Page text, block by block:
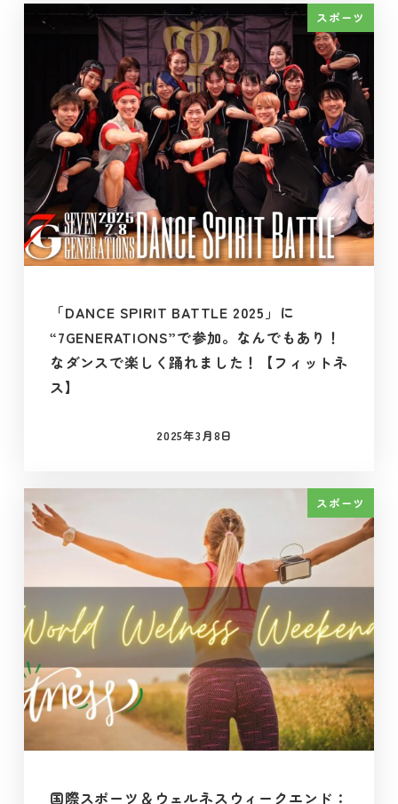
スポーツ
「DANCE SPIRIT BATTLE 2025」に
“7GENERATIONS”で参加。なんでもあり！
なダンスで楽しく踊れました！【フィットネ
ス】
投稿日
2025年3月8日
スポーツ
国際スポーツ＆ウェルネスウィークエンド：